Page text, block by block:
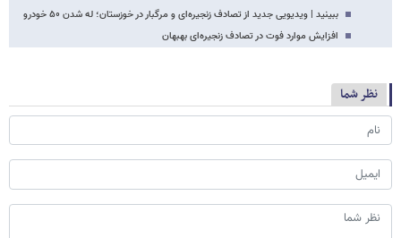
ببینید | ویدیویی جدید از تصادف زنجیره‌ای و مرگبار در خوزستان؛ له شدن ۵۰ خودرو
افزایش موارد فوت در تصادف زنجیره‌ای بهبهان
نظر شما